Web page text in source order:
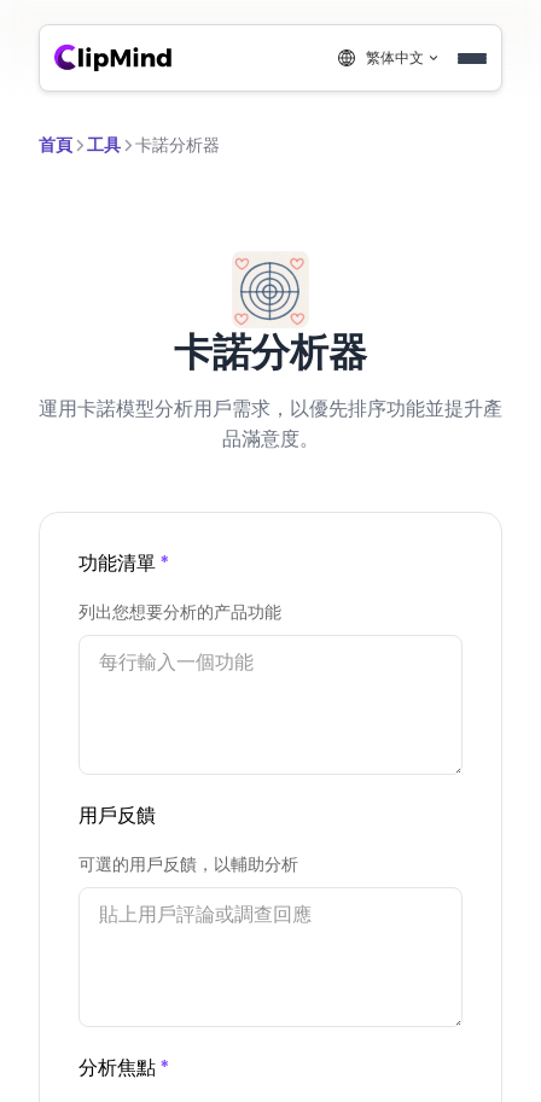
繁体中文
首頁 工具 卡諾分析器
卡諾分析器
運用卡諾模型分析用戶需求，以優先排序功能並提升產
品滿意度。
功能清單 *
列出您想要分析的产品功能
用戶反饋
可選的用戶反饋，以輔助分析
分析焦點 *